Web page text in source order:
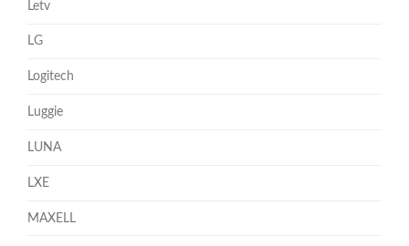
Letv
LG
Logitech
Luggie
LUNA
LXE
MAXELL